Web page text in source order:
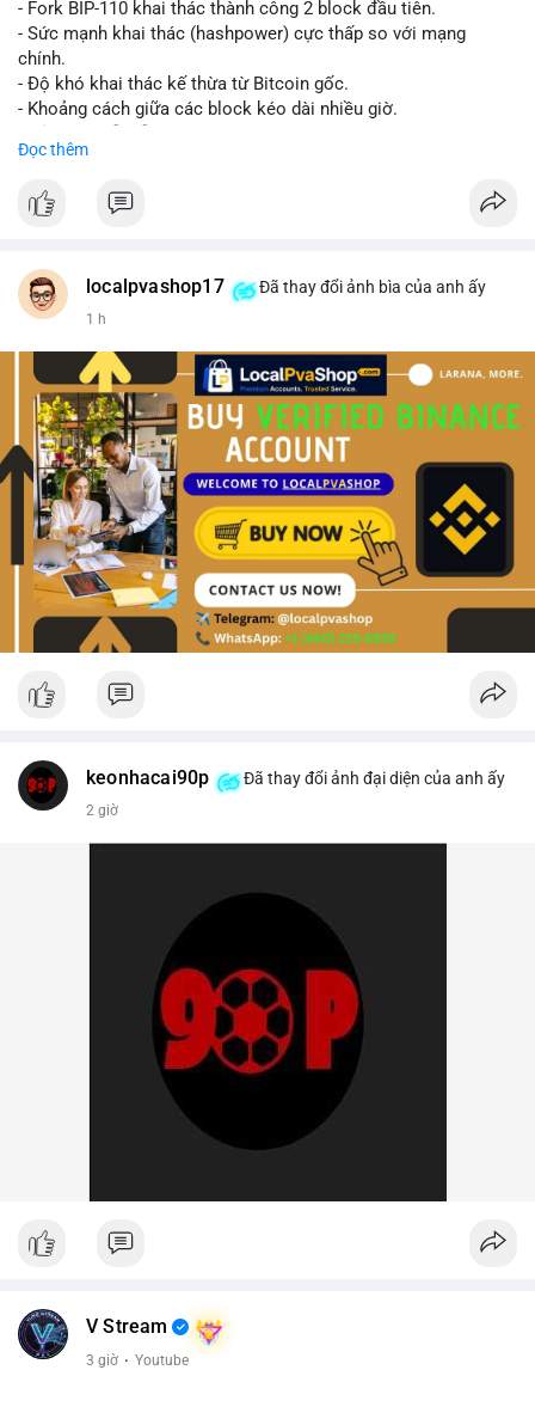
- Fork BIP-110 khai thác thành công 2 block đầu tiên.
- Sức mạnh khai thác (hashpower) cực thấp so với mạng
chính.
- Độ khó khai thác kế thừa từ Bitcoin gốc.
- Khoảng cách giữa các block kéo dài nhiều giờ.
#vlikevn #titanbot
Đọc thêm
localpvashop17 Đã thay đổi ảnh bìa của anh ấy
1 h
keonhacai90p Đã thay đổi ảnh đại diện của anh ấy
2 giờ
V Stream
3 giờ · Youtube